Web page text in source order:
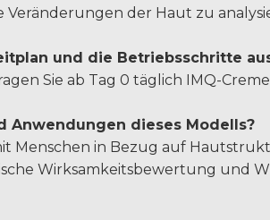
der Haut zu
und die Betriebsschritte
Sie ab Tag 0 täglich IMQ-
Anwendungen dieses Modells?
Menschen in Bezug auf
Wirksamkeitsbewertung und